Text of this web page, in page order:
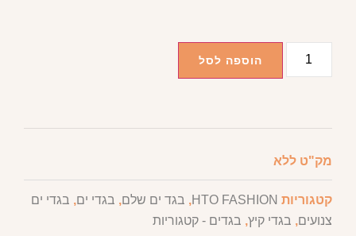
הוספה לסל
מק"ט ללא
קטגוריות HTO FASHION
, בגד ים שלם, בגדי ים, בגדי ים
צנועים, בגדי קיץ, בגדים - קטגוריות